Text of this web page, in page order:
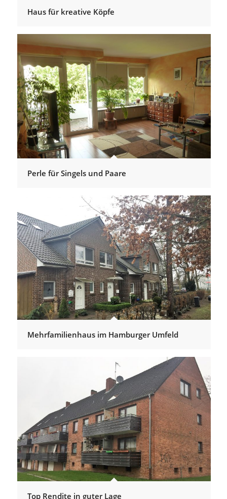
Haus für kreative Köpfe
Perle für Singels und Paare
Mehrfamilienhaus im Hamburger Umfeld
Top Rendite in guter Lage